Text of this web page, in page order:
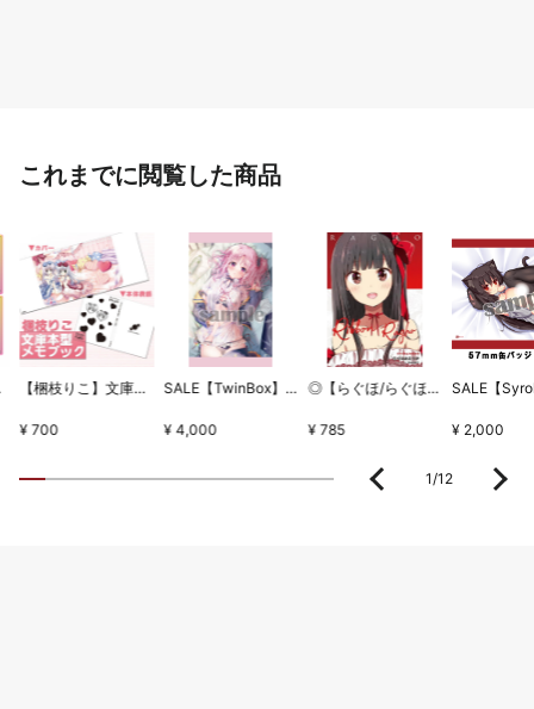
これまでに閲覧した商品
セット 【梱枝りこ】文庫本型メモブック・「すいーとほいっぷ」限定版表紙
¥ 700
SALE【TwinBox】WSB1タペストリー・放課後の保健室
¥ 4,000
◎【らぐほ/らぐほのえりか】リボン
¥ 785 ¥ 2,000
1/12